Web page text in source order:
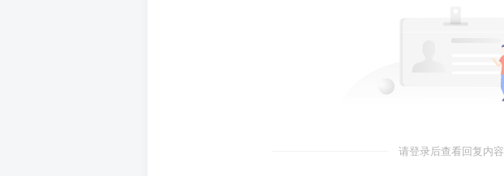
请登录后查看回复内容